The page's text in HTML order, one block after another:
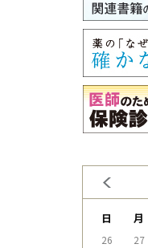
日 月
26 27